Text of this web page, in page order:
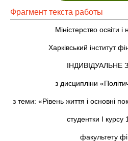
Фрагмент текста работы
Міністерство освіти
Харківський інститут
ІНДИВІДУАЛЬНЕ
з дисципліни
з теми: «Рівень життя і основні
студентки І
факультету